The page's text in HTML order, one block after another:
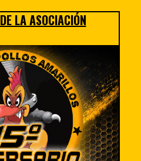
LA ASOCIACIÓN